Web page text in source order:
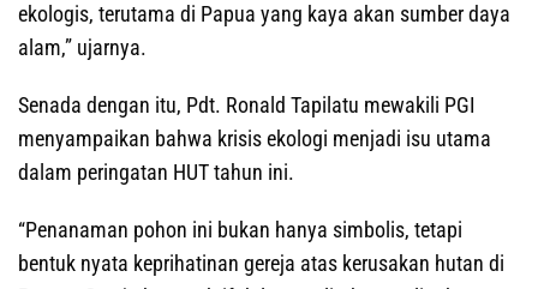
ekologis, terutama di Papua yang kaya akan sumber daya
alam,” ujarnya.
Senada dengan itu, Pdt. Ronald Tapilatu mewakili PGI
menyampaikan bahwa krisis ekologi menjadi isu utama
dalam peringatan HUT tahun ini.
“Penanaman pohon ini bukan hanya simbolis, tetapi
bentuk nyata keprihatinan gereja atas kerusakan hutan di